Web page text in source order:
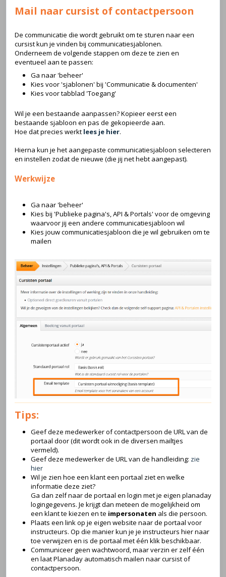
Mail naar cursist of contactpersoon
De communicatie die wordt gebruikt om te sturen naar een
cursist kun je vinden bij communicatiesjablonen.
Onderneem de volgende stappen om deze te zien en
eventueel aan te passen:
Ga naar 'beheer'
Kies voor 'sjablonen' bij 'Communicatie & documenten'
Kies voor tabblad 'Toegang'
Wil je een bestaande aanpassen? Kopieer eerst een
bestaande sjabloon en pas de gekopieerde aan.
Hoe dat precies werkt lees je hier.
Hierna kun je het aangepaste communicatiesjabloon selecteren
en instellen zodat de nieuwe (die jij net hebt aangepast).
Werkwijze
Ga naar 'beheer'
Kies bij 'Publieke pagina's, API & Portals' voor de omgeving
waarvoor jij een andere communicatiesjabloon wil
Kies jouw communicatiesjabloon die je wil gebruiken om te
mailen
Tips:
Geef deze medewerker of contactpersoon de URL van de
portaal door (dit wordt ook in de diversen mailtjes
vermeld).
Geef deze medewerker de URL van de handleiding: zie
hier
Wil je zien hoe een klant een portaal ziet en welke
informatie deze ziet?
Ga dan zelf naar de portaal en login met je eigen planaday
logingegevens. Je krijgt dan meteen de mogelijkheid om
een klant te kiezen en te impersonaten als die persoon.
Plaats een link op je eigen website naar de portaal voor
instructeurs. Op die manier kun je je instructeurs hier naar
toe verwijzen en is de portaal met één klik beschikbaar.
Communiceer geen wachtwoord, maar verzin er zelf één
en laat Planaday automatisch mailen naar cursist of
contactpersoon.